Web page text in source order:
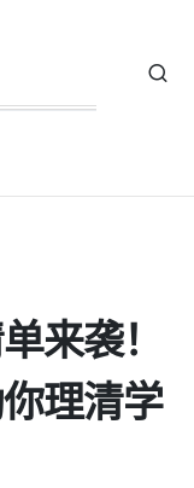
来袭！
理清学